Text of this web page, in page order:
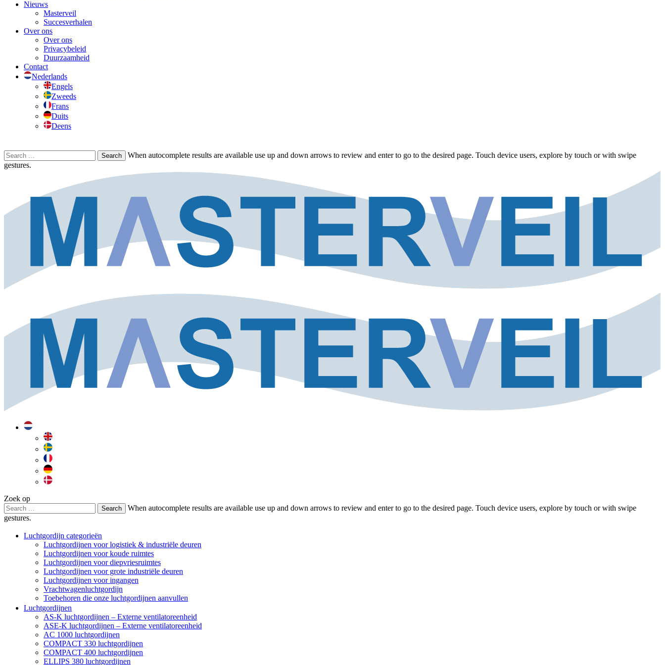
Nieuws
Masterveil
Succesverhalen
Over ons
Over ons
Privacybeleid
Duurzaamheid
Contact
Nederlands
Engels
Zweeds
Frans
Duits
Deens
Search
for:
When autocomplete results are available use up and down arrows to review and enter to go to the desired page. Touch device users, explore by touch or with swipe
gestures.
Zoek op
Search
for:
When autocomplete results are available use up and down arrows to review and enter to go to the desired page. Touch device users, explore by touch or with swipe
gestures.
Luchtgordijn categorieën
Luchtgordijnen voor logistiek & industriële deuren
Luchtgordijnen voor koude ruimtes
Luchtgordijnen voor diepvriesruimtes
Luchtgordijnen voor grote industriële deuren
Luchtgordijnen voor ingangen
Vrachtwagenluchtgordijn
Toebehoren die onze luchtgordijnen aanvullen
Luchtgordijnen
AS-K luchtgordijnen – Externe ventilatoreenheid
ASE-K luchtgordijnen – Externe ventilatoreenheid
AC 1000 luchtgordijnen
COMPACT 330 luchtgordijnen
COMPACT 400 luchtgordijnen
ELLIPS 380 luchtgordijnen